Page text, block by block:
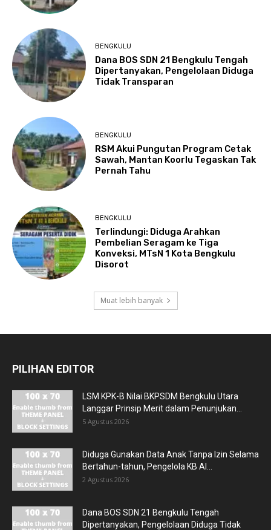
BENGKULU
Dana BOS SDN 21 Bengkulu Tengah
Dipertanyakan, Pengelolaan Diduga
Tidak Transparan
BENGKULU
RSM Akui Pungutan Program Cetak
Sawah, Mantan Koorlu Tegaskan Tak
Pernah Tahu
BENGKULU
Terlindungi: Diduga Arahkan
Pembelian Seragam ke Tiga
Konveksi, MTsN 1 Kota Bengkulu
Disorot
Muat lebih banyak
PILIHAN EDITOR
LSM KPK-B Nilai BKPSDM Bengkulu Utara
Langgar Prinsip Merit dalam Penunjukan...
5 Agustus 2026
Diduga Gunakan Data Anak Tanpa Izin Selama
Bertahun-tahun, Pengelola KB Al...
2 Agustus 2026
Dana BOS SDN 21 Bengkulu Tengah
Dipertanyakan, Pengelolaan Diduga Tidak